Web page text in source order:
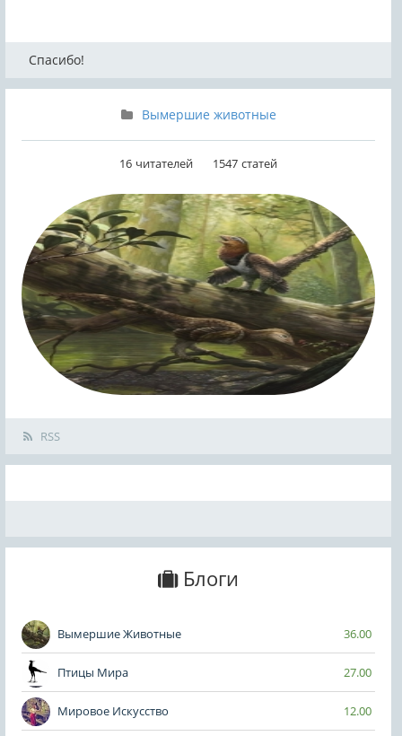
Спасибо!
Вымершие животные
16 читателей 1547 статей
RSS
Блоги
Вымершие Животные 36.00
Птицы Мира 27.00
Мировое Искусство 12.00